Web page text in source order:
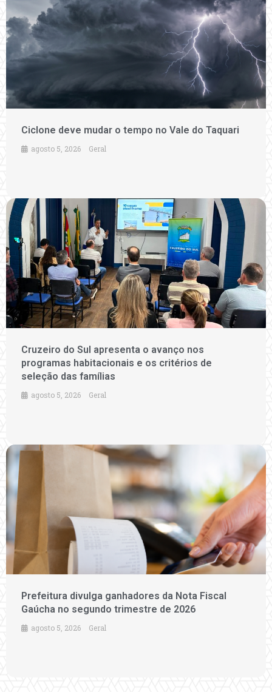
Ciclone deve mudar o tempo no Vale do Taquari
agosto 5, 2026 Geral
Cruzeiro do Sul apresenta o avanço nos
programas habitacionais e os critérios de
seleção das famílias
agosto 5, 2026 Geral
Prefeitura divulga ganhadores da Nota Fiscal
Gaúcha no segundo trimestre de 2026
agosto 5, 2026 Geral